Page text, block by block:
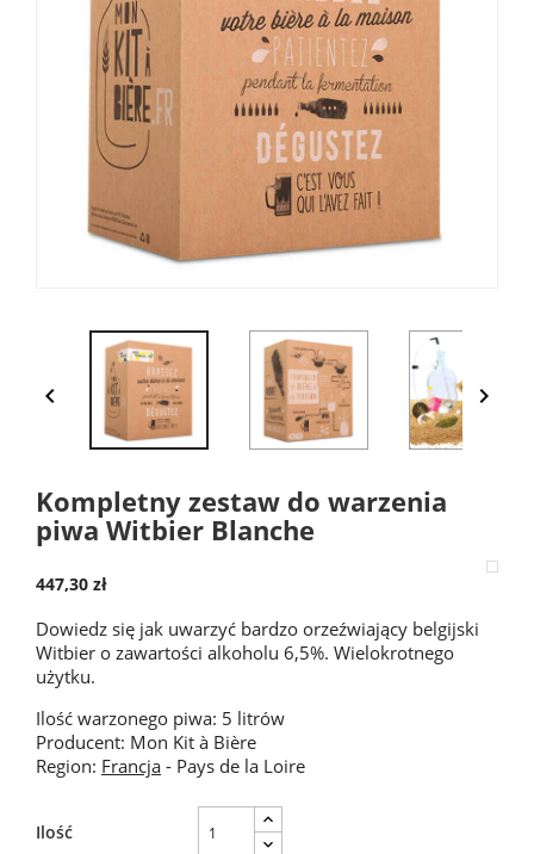
 
Kompletny zestaw do warzenia
piwa Witbier Blanche
447,30 zł
Dowiedz się jak uwarzyć bardzo orzeźwiający belgijski
Witbier o zawartości alkoholu 6,5%. Wielokrotnego
użytku.
Ilość warzonego piwa: 5 litrów
Producent: Mon Kit à Bière
Region: Francja - Pays de la Loire
Ilość